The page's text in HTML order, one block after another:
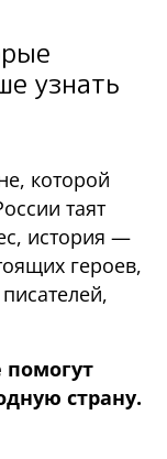
узнать
которой
таят
история —
героев,
страну.